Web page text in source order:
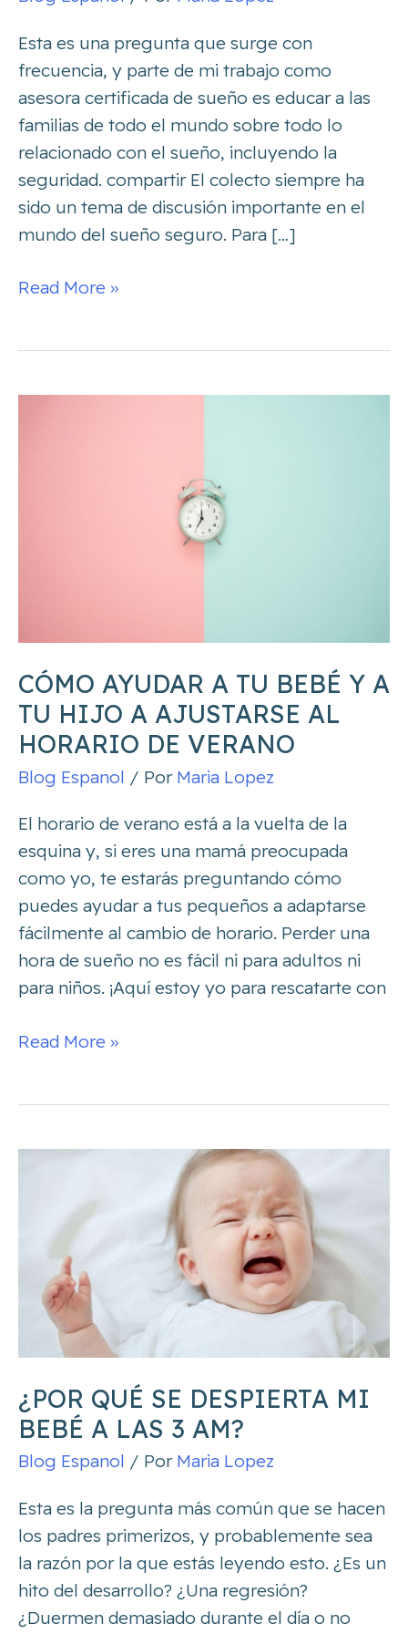
Esta es una pregunta que surge con
frecuencia, y parte de mi trabajo como
asesora certificada de sueño es educar a las
familias de todo el mundo sobre todo lo
relacionado con el sueño, incluyendo la
seguridad. compartir El colecto siempre ha
sido un tema de discusión importante en el
mundo del sueño seguro. Para […]
Read More »
CÓMO AYUDAR A TU BEBÉ Y A
TU HIJO A AJUSTARSE AL
HORARIO DE VERANO
Blog Espanol / Por Maria Lopez
El horario de verano está a la vuelta de la
esquina y, si eres una mamá preocupada
como yo, te estarás preguntando cómo
puedes ayudar a tus pequeños a adaptarse
fácilmente al cambio de horario. Perder una
hora de sueño no es fácil ni para adultos ni
para niños. ¡Aquí estoy yo para rescatarte con
ajustarse
al
horario
verano
Read More »
¿POR QUÉ SE DESPIERTA MI
BEBÉ A LAS 3 AM?
Blog Espanol / Por Maria Lopez
Esta es la pregunta más común que se hacen
los padres primerizos, y probablemente sea
la razón por la que estás leyendo esto. ¿Es un
hito del desarrollo? ¿Una regresión?
¿Duermen demasiado durante el día o no
despierta
bebé
las
am?